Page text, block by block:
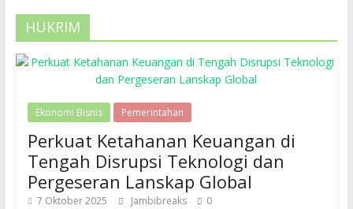
HUKRIM
Ekonomi Bisnis Pemerintahan
Perkuat Ketahanan Keuangan di
Tengah Disrupsi Teknologi dan
Pergeseran Lanskap Global
7 Oktober 2025 Jambibreaks 0